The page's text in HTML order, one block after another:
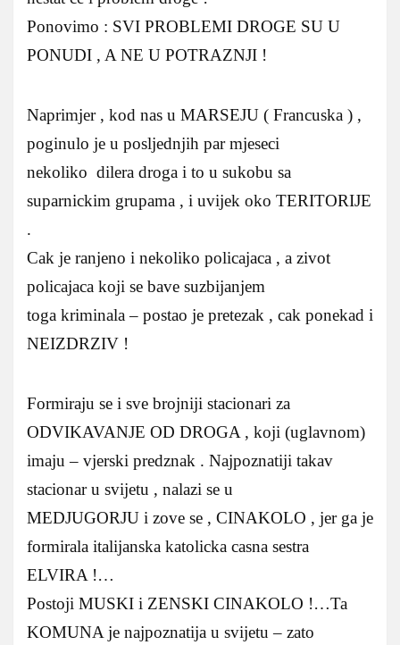
Ponovimo : SVI PROBLEMI DROGE SU U
PONUDI , A NE U POTRAZNJI !
Naprimjer , kod nas u MARSEJU ( Francuska ) ,
poginulo je u posljednjih par mjeseci
nekoliko dilera droga i to u sukobu sa
suparnickim grupama , i uvijek oko TERITORIJE
.
Cak je ranjeno i nekoliko policajaca , a zivot
policajaca koji se bave suzbijanjem
toga kriminala – postao je pretezak , cak ponekad i
NEIZDRZIV !
Formiraju se i sve brojniji stacionari za
ODVIKAVANJE OD DROGA , koji (uglavnom)
imaju – vjerski predznak . Najpoznatiji takav
stacionar u svijetu , nalazi se u
MEDJUGORJU i zove se , CINAKOLO , jer ga je
formirala italijanska katolicka casna sestra
ELVIRA !…
Postoji MUSKI i ZENSKI CINAKOLO !…Ta
KOMUNA je najpoznatija u svijetu – zato